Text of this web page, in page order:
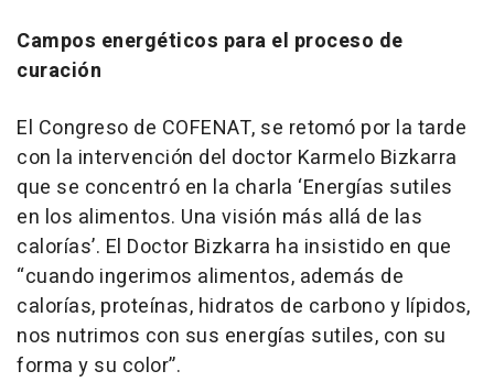
Campos energéticos para el proceso de
curación
El Congreso de COFENAT, se retomó por la tarde
con la intervención del doctor Karmelo Bizkarra
que se concentró en la charla ‘Energías sutiles
en los alimentos. Una visión más allá de las
calorías’. El Doctor Bizkarra ha insistido en que
“cuando ingerimos alimentos, además de
calorías, proteínas, hidratos de carbono y lípidos,
nos nutrimos con sus energías sutiles, con su
forma y su color”.